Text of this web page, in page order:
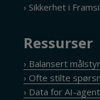
› Sikkerhet i
Ressurser
› Balansert
› Ofte stilte
› Data for AI-